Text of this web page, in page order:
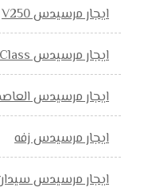
ايجار مرسيدس V250
ايجار مرسيدس VClass
ايجار مرسيدس
ايجار مرسيدس زفه
ايجار مرسيدس